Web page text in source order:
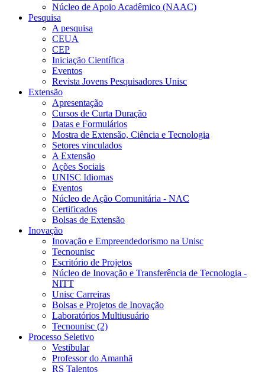
Núcleo de Apoio Acadêmico (NAAC)
Pesquisa
A pesquisa
CEUA
CEP
Iniciação Científica
Eventos
Revista Jovens Pesquisadores Unisc
Extensão
Apresentação
Cursos de Curta Duração
Datas e Formulários
Mostra de Extensão, Ciência e Tecnologia
Setores vinculados
A Extensão
Ações Sociais
UNISC Idiomas
Eventos
Núcleo de Ação Comunitária - NAC
Certificados
Bolsas de Extensão
Inovação
Inovação e Empreendedorismo na Unisc
Tecnounisc
Escritório de Projetos
Núcleo de Inovação e Transferência de Tecnologia -
NITT
Unisc Carreiras
Bolsas e Projetos de Inovação
Laboratórios Multiusuário
Tecnounisc (2)
Processo Seletivo
Vestibular
Professor do Amanhã
RS Talentos